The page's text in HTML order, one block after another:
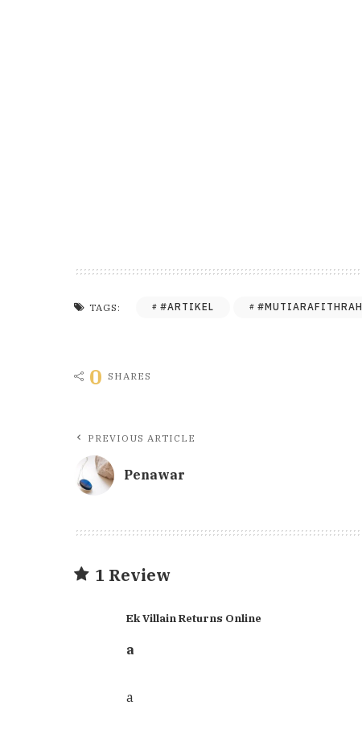
TAGS: #ARTIKEL #MUTIARAFITHRAH
0 SHARES
PREVIOUS ARTICLE
Penawar
1 Review
Ek Villain Returns Online
a
a